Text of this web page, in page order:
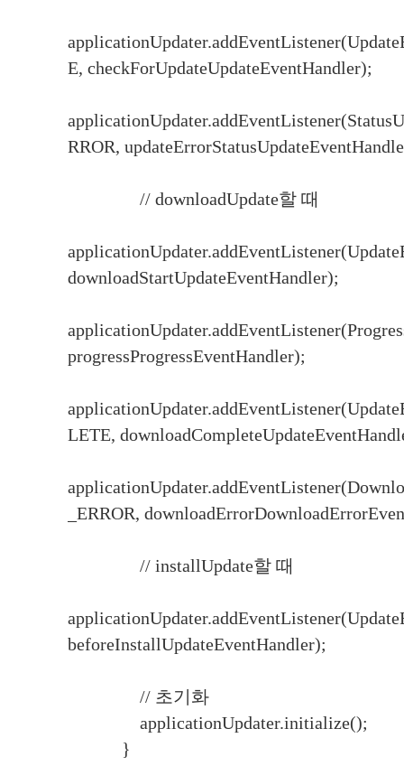
E, checkForUpdateUpdateEventHandler);
RROR,
// downloadUpdate할 때
downloadStartUpdateEventHandler);
progressProgressEventHandler);
LETE,
_ERROR,
// installUpdate할 때
beforeInstallUpdateEventHandler);
// 초기화
applicationUpdater.initialize();
}